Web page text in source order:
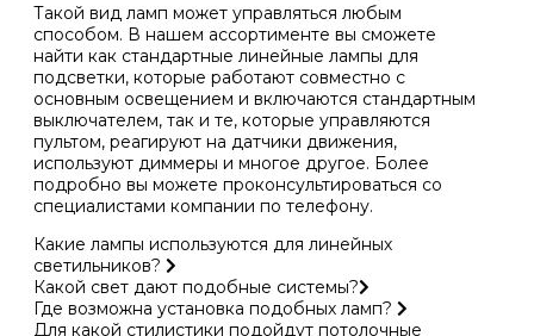
Такой вид ламп может управляться любым
способом. В нашем ассортименте вы сможете
найти как стандартные линейные лампы для
подсветки, которые работают совместно с
основным освещением и включаются стандартным
выключателем, так и те, которые управляются
пультом, реагируют на датчики движения,
используют диммеры и многое другое. Более
подробно вы можете проконсультироваться со
специалистами компании по телефону.
Какие лампы используются для линейных
светильников?
Какой свет дают подобные системы?
Где возможна установка подобных ламп?
Для какой стилистики подойдут потолочные